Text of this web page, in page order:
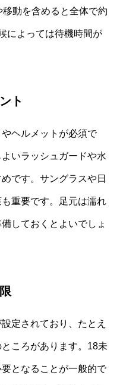
動を含めると全体で約
によっては待機時間が
ト
ヘルメットが必須で
いラッシュガードや水
です。サングラスや日
重要です。足元は濡れ
しておくとよいでしょ
定されており、たとえ
ころがあります。18未
となることが一般的で